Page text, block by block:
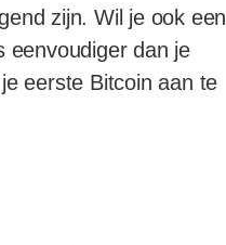
zijn. Wil je ook een
eenvoudiger dan je
eerste Bitcoin aan te